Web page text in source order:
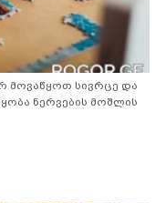
მოვაწყოთ სივრცე და
ნერვების მოშლის